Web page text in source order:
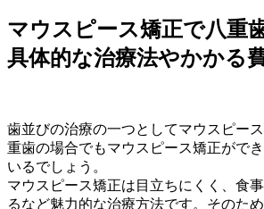
マウスピース矯正で八重
具体的な治療法やかかる
歯並びの治療の一つとしてマウスピー
重歯の場合でもマウスピース矯正がで
いるでしょう。
マウスピース矯正は目立ちにくく、食
るなど魅力的な治療方法です。そのた